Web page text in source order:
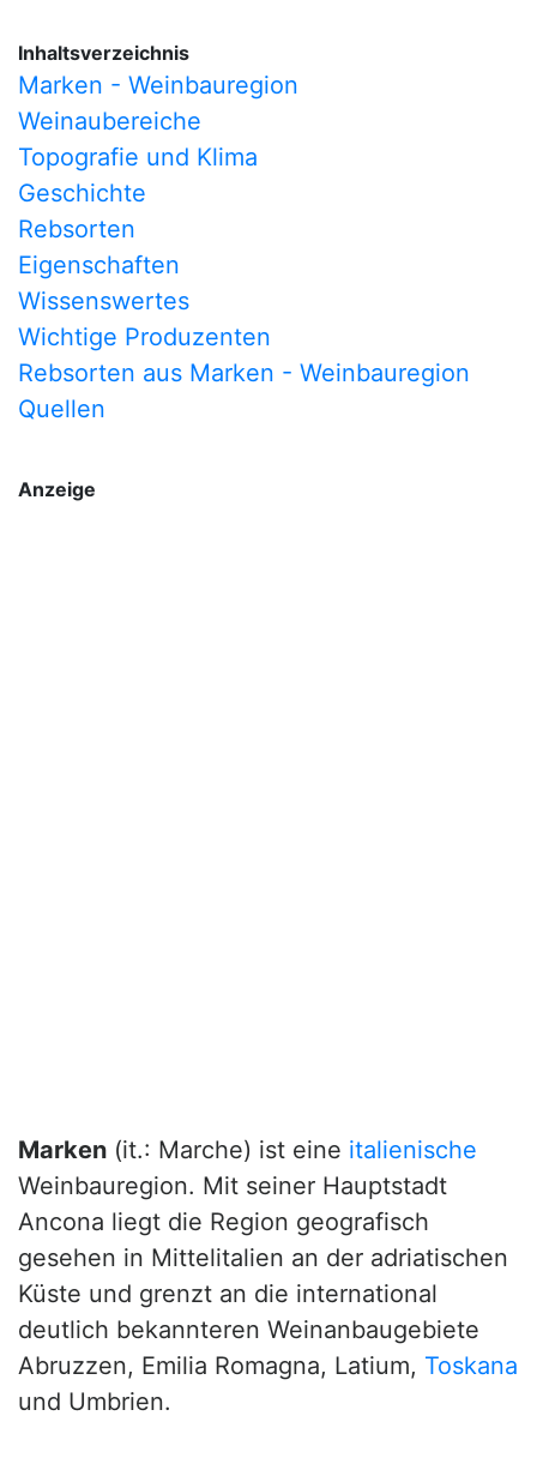
Inhaltsverzeichnis
Marken - Weinbauregion
Weinaubereiche
Topografie und Klima
Geschichte
Rebsorten
Eigenschaften
Wissenswertes
Wichtige Produzenten
Rebsorten aus Marken - Weinbauregion
Quellen
Anzeige
Marken (it.: Marche) ist eine italienische
Weinbauregion. Mit seiner Hauptstadt
Ancona liegt die Region geografisch
gesehen in Mittelitalien an der adriatischen
Küste und grenzt an die international
deutlich bekannteren Weinanbaugebiete
Abruzzen, Emilia Romagna, Latium, Toskana
und Umbrien.